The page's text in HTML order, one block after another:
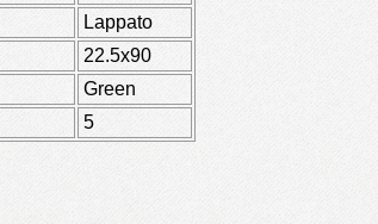
Lappato
22.5x90
Green
5